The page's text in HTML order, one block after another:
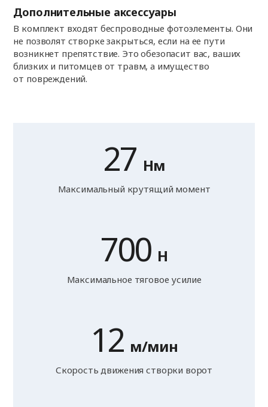
Дополнительные аксессуары
В комплект входят беспроводные фотоэлементы. Они
не позволят створке закрыться, если на ее пути
возникнет препятствие. Это обезопасит вас, ваших
близких и питомцев от травм, а имущество
от повреждений.
27 Нм
Максимальный крутящий момент
700 Н
Максимальное тяговое усилие
12 м/мин
Скорость движения створки ворот